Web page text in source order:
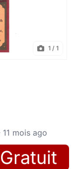
1 / 1
mois ago
Gratuit